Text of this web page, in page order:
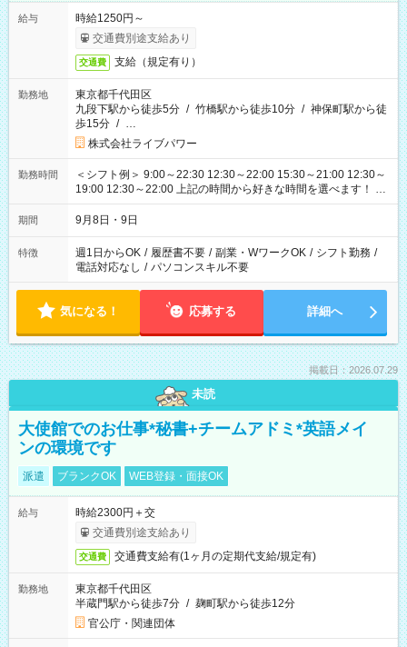
給与
時給1250円～
交通費別途支給あり
交通費 支給（規定有り）
勤務地
東京都千代田区
九段下駅から徒歩5分 / 竹橋駅から徒歩10分 / 神保町駅から徒
歩15分 / …
株式会社ライブパワー
勤務時間
＜シフト例＞ 9:00～22:30 12:30～22:00 15:30～21:00 12:30～
19:00 12:30～22:00 上記の時間から好きな時間を選べます！ ※
時間は変更となる可能性があります
期間 9月8日・9日
特徴 週1日からOK / 履歴書不要 / 副業・WワークOK / シフト勤務 /
電話対応なし / パソコンスキル不要
気になる！ 応募する 詳細へ
掲載日：2026.07.29
未読
大使館でのお仕事*秘書+チームアドミ*英語メイ
ンの環境です
派遣 ブランクOK WEB登録・面接OK
給与
時給2300円＋交
交通費別途支給あり
交通費 交通費支給有(1ヶ月の定期代支給/規定有)
勤務地
東京都千代田区
半蔵門駅から徒歩7分 / 麹町駅から徒歩12分
官公庁・関連団体